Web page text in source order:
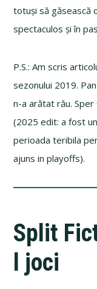
totuși să găsească
spectaculos și în
P.S.: Am scris
sezonului 2019.
n-a arătat rău.
(2025 edit: a fost
perioada teribila
ajuns in playoffs).
Split
l joci